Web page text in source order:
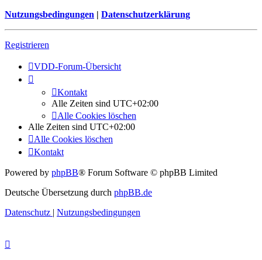
Nutzungsbedingungen | Datenschutzerklärung
Registrieren
VDD-Forum-Übersicht
Kontakt
Alle Zeiten sind UTC+02:00
Alle Cookies löschen
Alle Zeiten sind UTC+02:00
Alle Cookies löschen
Kontakt
Powered by phpBB® Forum Software © phpBB Limited
Deutsche Übersetzung durch phpBB.de
Datenschutz | Nutzungsbedingungen